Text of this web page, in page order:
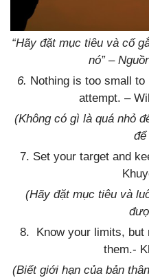
“Hãy đặt mục tiêu và cố
nó” –
6. Nothing is too small to
attempt. –
(Không có gì là quá nhỏ
7. Set your target and
(Hãy đặt mục tiêu và
8. Know your limits, but
them.-
(Biết giới hạn của bản